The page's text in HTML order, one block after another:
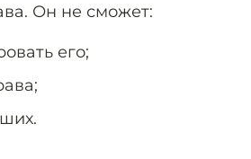
Он не сможет:
его;